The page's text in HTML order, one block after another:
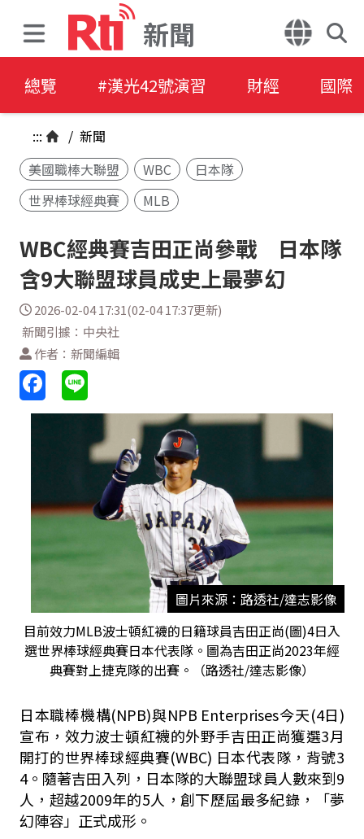
新聞
總覽 #漢光42號演習 財經 國際
::: / 新聞
美國職棒大聯盟
WBC
日本隊
世界棒球經典賽
MLB
WBC經典賽吉田正尚參戰 日本隊
含9大聯盟球員成史上最夢幻
2026-02-04 17:31(02-04 17:37更新)
新聞引據：中央社
作者：新聞編輯
圖片來源：路透社/達志影像
目前效力MLB波士頓紅襪的日籍球員吉田正尚(圖)4日入
選世界棒球經典賽日本代表隊。圖為吉田正尚2023年經
典賽對上捷克隊的出賽。（路透社/達志影像）
日本職棒機構(NPB)與NPB Enterprises今天(4日)
宣布，效力波士頓紅襪的外野手吉田正尚獲選3月
開打的世界棒球經典賽(WBC) 日本代表隊，背號3
4。隨著吉田入列，日本隊的大聯盟球員人數來到9
人，超越2009年的5人，創下歷屆最多紀錄，「夢
幻陣容」正式成形。